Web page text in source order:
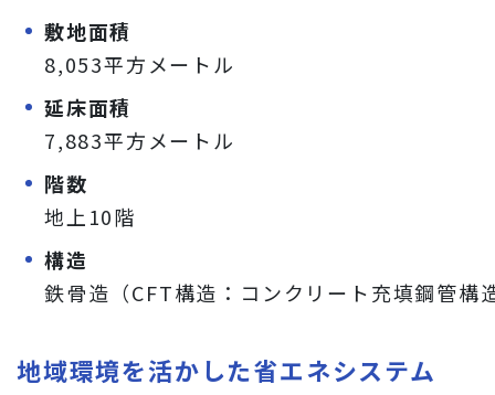
敷地面積
8,053平方メートル
延床面積
7,883平方メートル
階数
地上10階
構造
鉄骨造（CFT構造：コンクリート充填鋼管構
地域環境を活かした省エネシステム